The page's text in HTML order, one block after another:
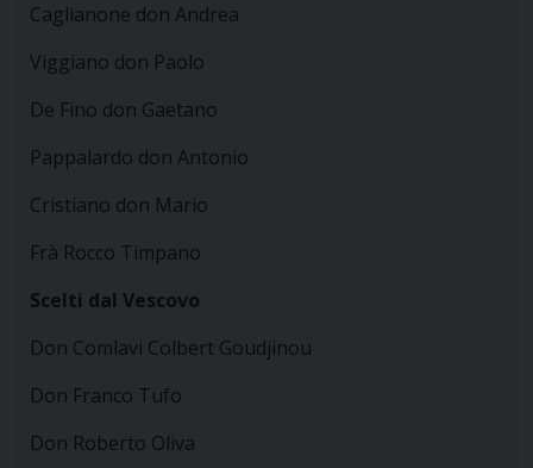
Caglianone don Andrea
Viggiano don Paolo
De Fino don Gaetano
Pappalardo don Antonio
Cristiano don Mario
Frà Rocco Timpano
Scelti dal Vescovo
Don Comlavi Colbert Goudjinou
Don Franco Tufo
Don Roberto Oliva